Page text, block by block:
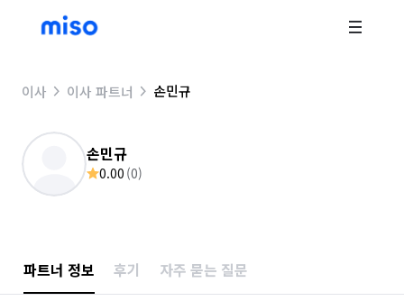
이사 이사 파트너 손민규
손민규
0.00 (0)
파트너 정보 후기 자주 묻는 질문